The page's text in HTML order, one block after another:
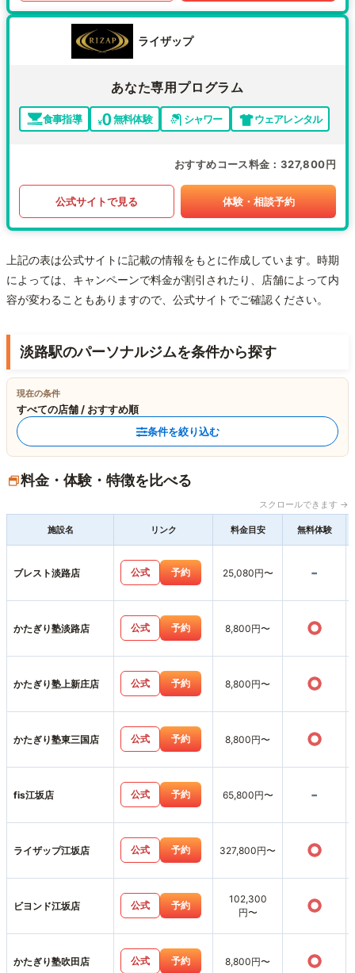
ライザップ
あなた専用プログラム
食事指導 無料体験 シャワー ウェアレンタル
おすすめコース料金 327,800円
公式サイトで見る 体験・相談予約
上記の表は公式サイトに記載の情報をもとに作成しています。時期
によっては、キャンペーンで料金が割引されたり、店舗によって内
容が変わることもありますので、公式サイトでご確認ください。
淡路駅のパーソナルジムを条件から探す
現在の条件
すべての店舗 / おすすめ順
条件を絞り込む
料金・体験・特徴を比べる
スクロールできます →
施設名 リンク 料金目安 無料体験
ブレスト淡路店 公式 予約 25,080円〜 -
かたぎり塾淡路店 公式 予約 8,800円〜 ○
かたぎり塾上新庄店 公式 予約 8,800円〜 ○
かたぎり塾東三国店 公式 予約 8,800円〜 ○
fis江坂店 公式 予約 65,800円〜 -
ライザップ江坂店 公式 予約 327,800円〜 ○
ビヨンド江坂店 公式 予約
102,300
円〜
○
かたぎり塾吹田店 公式 予約 8,800円〜 ○